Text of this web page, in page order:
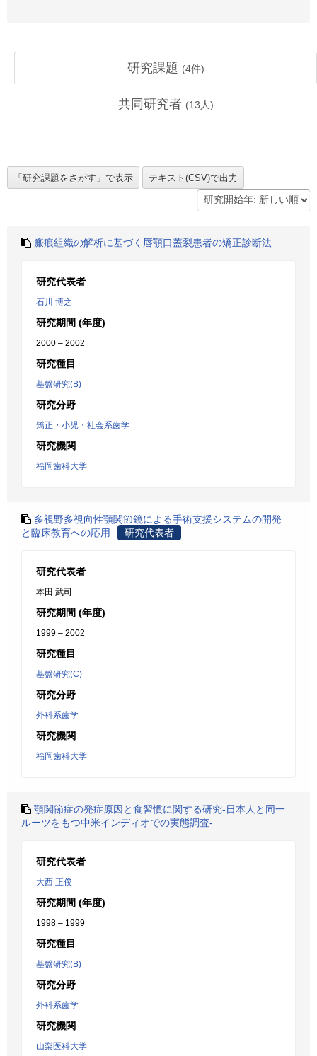
研究課題 (4件)
共同研究者 (13 人)
瘢痕組織の解析に基づく唇顎口蓋裂患者の矯正診断法
研究代表者
石川 博之
研究期間 (年度)
2000 – 2002
研究種目
基盤研究(B)
研究分野
矯正・小児・社会系歯学
研究機関
福岡歯科大学
多視野多視向性顎関節鏡による手術支援システムの開発
と臨床教育への応用
研究代表者
研究代表者
本田 武司
研究期間 (年度)
1999 – 2002
研究種目
基盤研究(C)
研究分野
外科系歯学
研究機関
福岡歯科大学
顎関節症の発症原因と食習慣に関する研究-日本人と同一
ルーツをもつ中米インディオでの実態調査-
研究代表者
大西 正俊
研究期間 (年度)
1998 – 1999
研究種目
基盤研究(B)
研究分野
外科系歯学
研究機関
山梨医科大学